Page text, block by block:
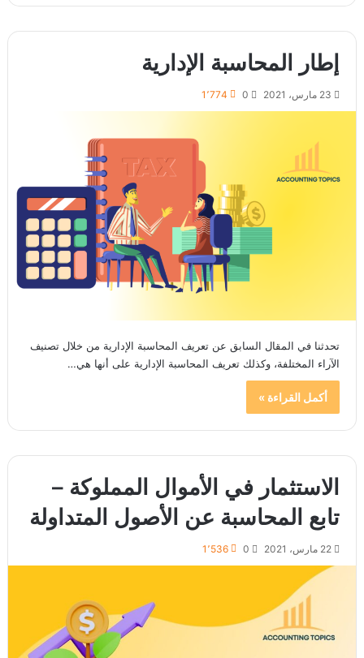
إطار المحاسبة الإدارية
23 مارس، 2021 0 1٬774
تحدثنا في المقال السابق عن تعريف المحاسبة الإدارية من خلال تصنيف
الآراء المختلفة، وكذلك تعريف المحاسبة الإدارية على أنها هي…
أكمل القراءة »
الاستثمار في الأموال المملوكة –
تابع المحاسبة عن الأصول المتداولة
22 مارس، 2021 0 1٬536